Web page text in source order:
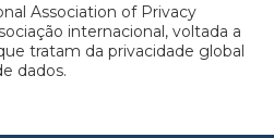
Association of Privacy
internacional, voltada a
tratam da privacidade global
dados.